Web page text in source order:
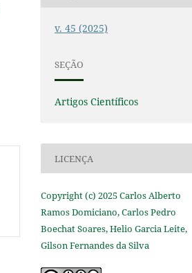
v. 45 (2025)
SEÇÃO
Artigos Científicos
LICENÇA
Copyright (c) 2025 Carlos Alberto
Ramos Domiciano, Carlos Pedro
Boechat Soares, Helio Garcia Leite,
Gilson Fernandes da Silva